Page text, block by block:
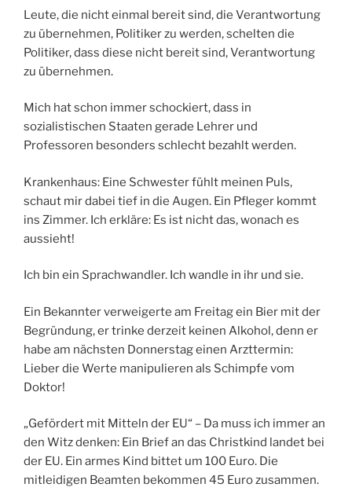
Leute, die nicht einmal bereit sind, die Verantwortung
zu übernehmen, Politiker zu werden, schelten die
Politiker, dass diese nicht bereit sind, Verantwortung
zu übernehmen.
Mich hat schon immer schockiert, dass in
sozialistischen Staaten gerade Lehrer und
Professoren besonders schlecht bezahlt werden.
Krankenhaus: Eine Schwester fühlt meinen Puls,
schaut mir dabei tief in die Augen. Ein Pfleger kommt
ins Zimmer. Ich erkläre: Es ist nicht das, wonach es
aussieht!
Ich bin ein Sprachwandler. Ich wandle in ihr und sie.
Ein Bekannter verweigerte am Freitag ein Bier mit der
Begründung, er trinke derzeit keinen Alkohol, denn er
habe am nächsten Donnerstag einen Arzttermin:
Lieber die Werte manipulieren als Schimpfe vom
Doktor!
„Gefördert mit Mitteln der EU“ – Da muss ich immer an
den Witz denken: Ein Brief an das Christkind landet bei
der EU. Ein armes Kind bittet um 100 Euro. Die
mitleidigen Beamten bekommen 45 Euro zusammen.